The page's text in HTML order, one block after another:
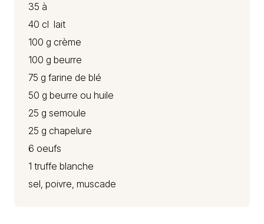
35 à
40 cl lait
100 g crème
100 g beurre
75 g farine de blé
50 g beurre ou huile
25 g semoule
25 g chapelure
6 oeufs
1 truffe blanche
sel, poivre, muscade